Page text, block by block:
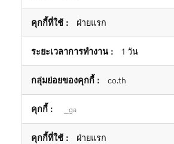
ฝ่ายแรก
1 วัน
co.th
_ga
ฝ่ายแรก